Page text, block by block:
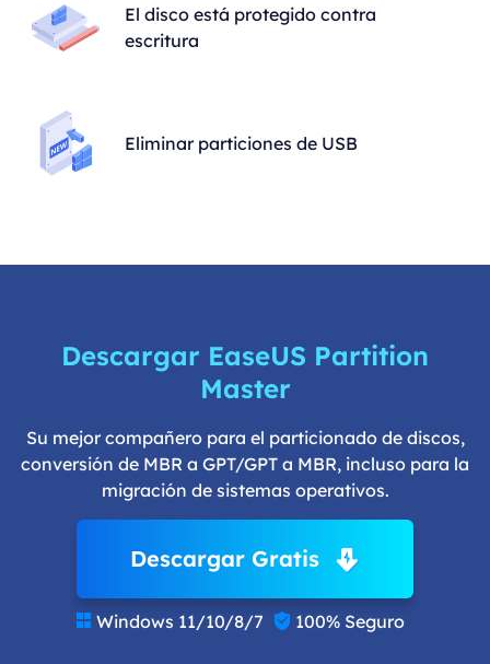
El disco está protegido contra
escritura
Eliminar particiones de USB
Descargar EaseUS Partition
Master
Su mejor compañero para el particionado de discos,
conversión de MBR a GPT/GPT a MBR, incluso para la
migración de sistemas operativos.
Descargar Gratis
 Windows 11/10/8/7  100% Seguro